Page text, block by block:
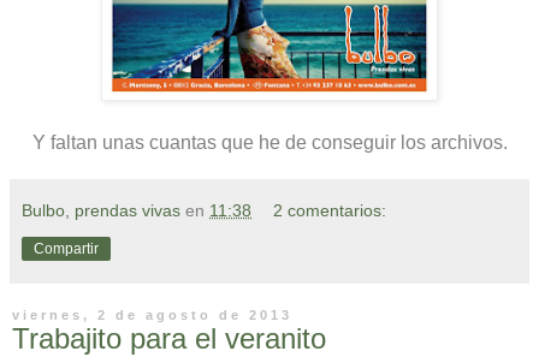
Y faltan unas cuantas que he de conseguir los archivos.
Bulbo, prendas vivas en 11:38 2 comentarios:
Compartir
viernes, 2 de agosto de 2013
Trabajito para el veranito